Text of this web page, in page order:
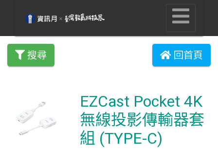
搜尋 回首頁
EZCast Pocket 4K
無線投影傳輸器套
組 (TYPE-C)